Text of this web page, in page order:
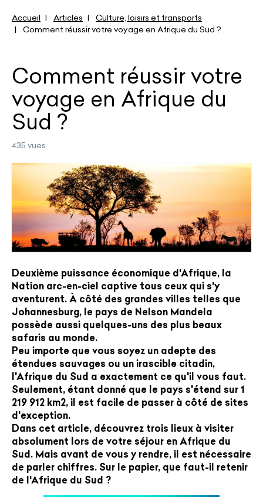
Accueil Articles
Culture, loisirs et transports
Comment réussir votre voyage en Afrique du Sud ?
Comment réussir votre
voyage en Afrique du
Sud ?
435 vues
Deuxième puissance économique d'Afrique, la
Nation arc-en-ciel captive tous ceux qui s'y
aventurent. À côté des grandes villes telles que
Johannesburg, le pays de Nelson Mandela
possède aussi quelques-uns des plus beaux
safaris au monde.
Peu importe que vous soyez un adepte des
étendues sauvages ou un irascible citadin,
l'Afrique du Sud a exactement ce qu'il vous faut.
Seulement, étant donné que le pays s'étend sur 1
219 912 km2, il est facile de passer à côté de sites
d'exception.
Dans cet article, découvrez trois lieux à visiter
absolument lors de votre séjour en Afrique du
Sud. Mais avant de vous y rendre, il est nécessaire
de parler chiffres. Sur le papier, que faut-il retenir
de l'Afrique du Sud ?